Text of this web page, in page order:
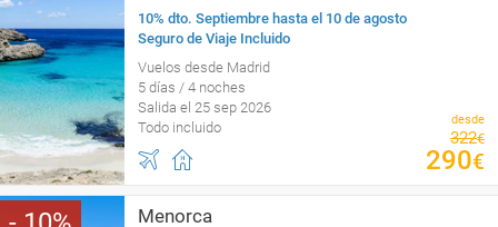
10% dto. Septiembre hasta el 10 de agosto
Seguro de Viaje Incluido
Vuelos desde Madrid
5 días / 4 noches
Salida el 25 sep 2026
Todo incluido
desde
322€
290€
Menorca